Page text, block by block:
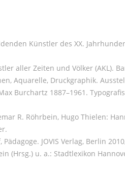
Künstler des XX.
aller Zeiten und Völker (AKL).
Aquarelle, Druckgraphik.
Burchartz 1887–1961.
R. Röhrbein, Hugo Thielen:
JOVIS Verlag, Berlin
(Hrsg.) u. a.: Stadtlexikon